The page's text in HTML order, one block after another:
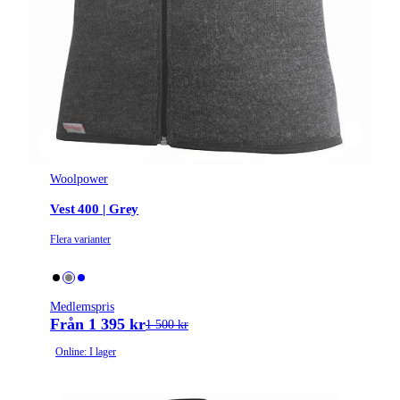
Woolpower
Vest 400 | Grey
Flera varianter
Medlemspris
Från 1 395 kr1 500 kr
Online: I lager